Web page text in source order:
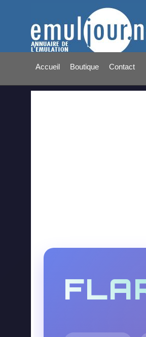
Accueil Boutique Contact